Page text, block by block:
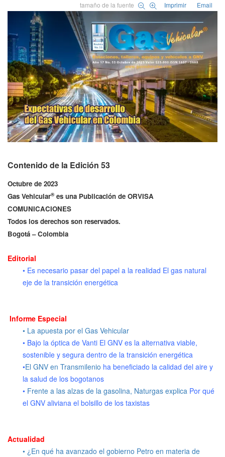
tamaño de la fuente
Imprimir Email
Contenido de la Edición 53
Octubre de 2023
Gas Vehicular®es una Publicación de ORVISA
COMUNICACIONES
Todos los derechos son reservados.
Bogotá – Colombia
Editorial
• Es necesario pasar del papel a la realidad El gas natural
eje de la transición energética
Informe Especial
• La apuesta por el Gas Vehicular
• Bajo la óptica de Vanti El GNV es la alternativa viable,
sostenible y segura dentro de la transición energética
•El GNV en Transmilenio ha beneficiado la calidad del aire y
la salud de los bogotanos
• Frente a las alzas de la gasolina, Naturgas explica Por qué
el GNV aliviana el bolsillo de los taxistas
Actualidad
• ¿En qué ha avanzado el gobierno Petro en materia de